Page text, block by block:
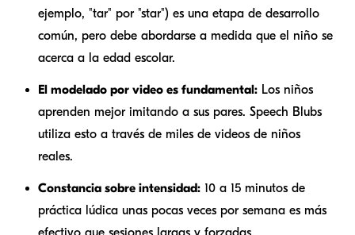
ejemplo, "tar" por "star") es una etapa de desarrollo
común, pero debe abordarse a medida que el niño se
acerca a la edad escolar.
El modelado por video es fundamental: Los niños
aprenden mejor imitando a sus pares. Speech Blubs
utiliza esto a través de miles de videos de niños
reales.
Constancia sobre intensidad: 10 a 15 minutos de
práctica lúdica unas pocas veces por semana es más